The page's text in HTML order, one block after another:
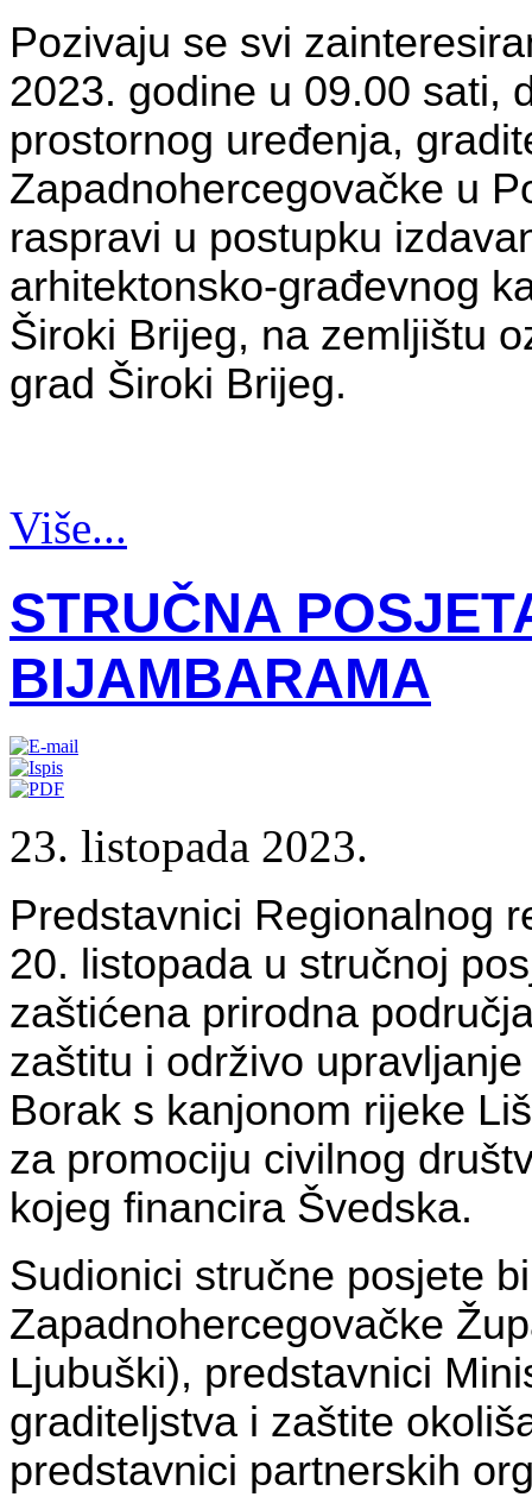
Pozivaju se svi
2023. godine u 09.00 sati,
prostornog uređenja,
Zapadnohercegovačke u
raspravi u postupku
arhitektonsko-građevnog
Široki Brijeg, na zemljištu
grad Široki Brijeg.
Više...
STRUČNA
BIJAMBARAMA
23. listopada 2023.
Predstavnici Regionalnog
20. listopada u stručnoj
zaštićena prirodna
zaštitu i održivo
Borak s kanjonom rijeke
za promociju civilnog
kojeg financira Švedska.
Sudionici stručne posjete
Zapadnohercegovačke
Ljubuški), predstavnici
graditeljstva i zaštite
predstavnici partnerskih